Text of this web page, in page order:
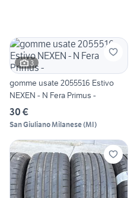
3
gomme usate 2055516 Estivo
NEXEN - N Fera Primus -
30 €
San Giuliano Milanese(MI)